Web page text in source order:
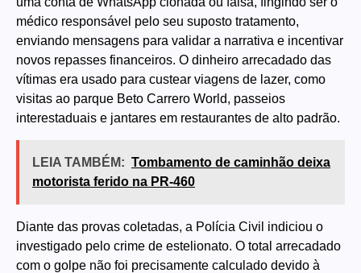
médico responsável pelo seu suposto tratamento,
enviando mensagens para validar a narrativa e incentivar
novos repasses financeiros. O dinheiro arrecadado das
vítimas era usado para custear viagens de lazer, como
visitas ao parque Beto Carrero World, passeios
interestaduais e jantares em restaurantes de alto padrão.
LEIA TAMBÉM: Tombamento de caminhão deixa
motorista ferido na PR-460
Diante das provas coletadas, a Polícia Civil indiciou o
investigado pelo crime de estelionato. O total arrecadado
com o golpe não foi precisamente calculado devido à